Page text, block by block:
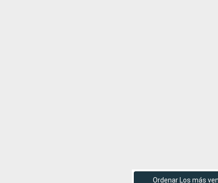
Ordenar Los más